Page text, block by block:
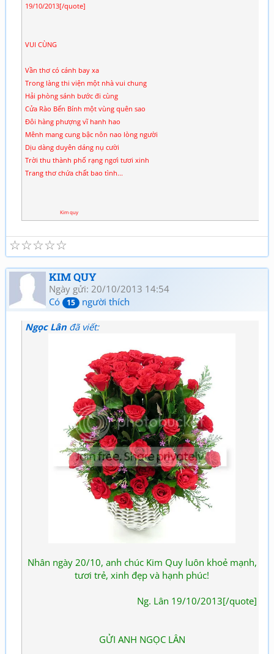
19/10/2013[/quote]
VUI CÙNG
Vần thơ có cánh bay xa
Trong làng thi viện một nhà vui chung
Hải phòng sánh bước đi cùng
Cửa Rào Bến Bính một vùng quên sao
Đôi hàng phượng vĩ hanh hao
Mênh mang cung bậc nôn nao lòng người
Dịu dàng duyên dáng nụ cười
Trời thu thành phố rạng ngơì tươi xinh
Trang thơ chứa chất bao tình...
Kim quy
☆
☆
☆
☆
☆
KIM QUY
Ngày gửi: 20/10/2013 14:54
Có
15 người thích
Ngọc Lân đã viết:
Nhân ngày 20/10, anh chúc Kim Quy luôn khoẻ mạnh,
tươi trẻ, xinh đẹp và hạnh phúc!
Ng. Lân 19/10/2013[/quote]
GỬI ANH NGỌC LÂN